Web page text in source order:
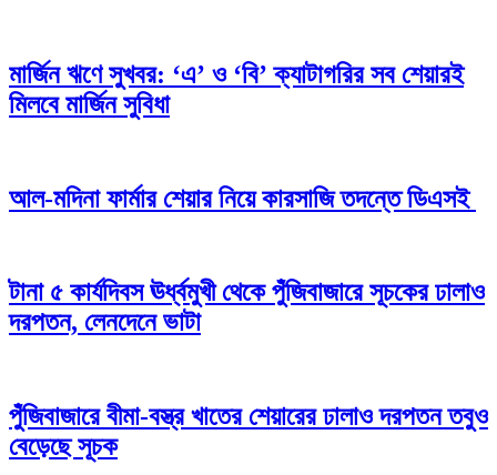
মার্জিন ঋণে সুখবর: ‘এ’ ও ‘বি’ ক্যাটাগরির সব শেয়ারই
মিলবে মার্জিন সুবিধা
আল-মদিনা ফার্মার শেয়ার নিয়ে কারসাজি তদন্তে ডিএসই
টানা ৫ কার্যদিবস ঊর্ধ্বমুখী থেকে পুঁজিবাজারে সূচকের ঢালাও
দরপতন, লেনদেনে ভাটা
পুঁজিবাজারে বীমা-বস্ত্র খাতের শেয়ারের ঢালাও দরপতন তবুও
বেড়েছে সূচক